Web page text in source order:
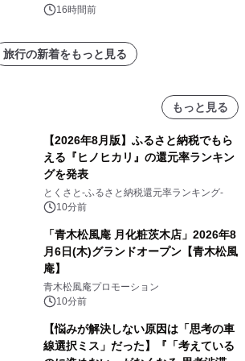
16時間前
旅行の新着をもっと見る
もっと見る
【2026年8月版】ふるさと納税でもら
える『ヒノヒカリ』の還元率ランキン
グを発表
とくさと-ふるさと納税還元率ランキング-
10分前
「青木松風庵 月化粧茨木店」2026年8
月6日(木)グランドオープン【青木松風
庵】
青木松風庵プロモーション
10分前
【悩みが解決しない原因は「思考の車
線選択ミス」だった】『「考えている